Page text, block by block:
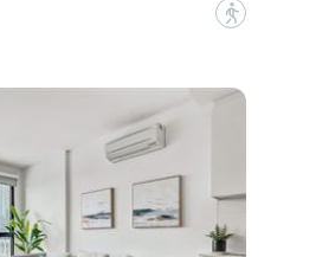
?